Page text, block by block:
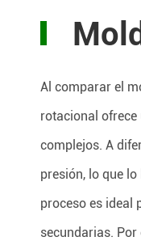
Al comparar el
rotacional
complejos. A
presión, lo que
proceso es ideal
secundarias.